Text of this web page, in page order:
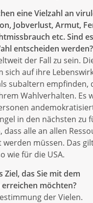
eine Vielzahl an
Jobverlust, Armut,
etc. Sind
entscheiden werden?
der Fall zu sein.
sich auf ihre
subaltern empfinden,
Wahlverhalten. Es
in den nächsten zu
alle an allen
müssen. Das
wie für die USA.
das Sie mit dem
möchten?
der Vielen.